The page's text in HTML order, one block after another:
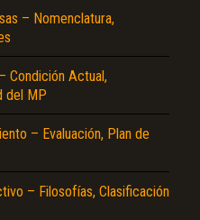
– Nomenclatura,
Condición Actual,
del MP
– Evaluación, Plan de
– Filosofías, Clasificación